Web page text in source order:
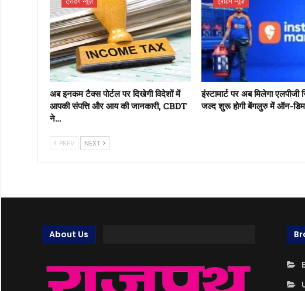
अब इनकम टैक्स पोर्टल पर दिखेगी विदेशों में
आपकी संपत्ति और आय की जानकारी, CBDT
ने…
इंस्टामार्ट पर अब मिलेगा एलपीजी
जल्द शुरू होगी बेंगलुरु में ऑन-
PREV NEXT
About Us